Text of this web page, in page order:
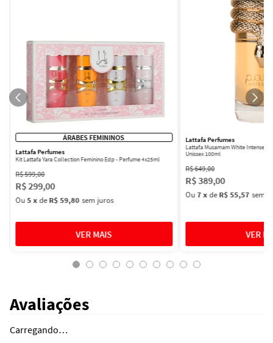
ÁRABES FEMININOS
Lattafa Perfumes
Kit Lattafa Yara Collection Feminino Edp - Perfume 4x25ml
R$599,00
R$299,00
Ou5 xdeR$ 59,80 sem juros
Lattafa Perfumes
Lattafa Musamam White Intense
Unissex 100ml
R$649,00
R$389,00
Ou7xdeR$ 55,57 sem
Avaliações
Carregando…